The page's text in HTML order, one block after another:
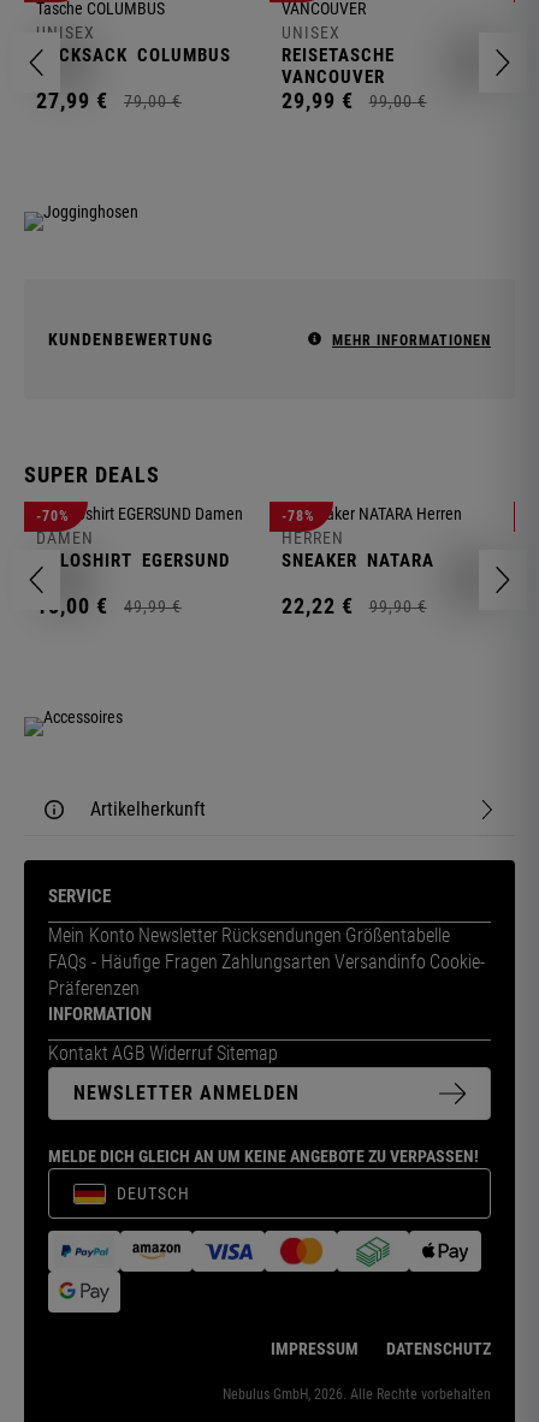
UNISEX
RUCKSACK COLUMBUS
27,99 € 79,00 €
UNISEX
REISETASCHE
VANCOUVER
29,99 € 99,00 €
KUNDENBEWERTUNG MEHR INFORMATIONEN
SUPER DEALS
-70%
DAMEN
POLOSHIRT EGERSUND
15,00 € 49,99 €
-78%
HERREN
SNEAKER NATARA
22,22 € 99,90 €
Artikelherkunft
SERVICE
Mein Konto Newsletter Rücksendungen Größentabelle
FAQs - Häufige Fragen Zahlungsarten Versandinfo Cookie-
Präferenzen
INFORMATION
Kontakt AGB Widerruf Sitemap
NEWSLETTER ANMELDEN
MELDE DICH GLEICH AN UM KEINE ANGEBOTE ZU VERPASSEN!
DEUTSCH
IMPRESSUM DATENSCHUTZ
Nebulus GmbH, 2026. Alle Rechte vorbehalten